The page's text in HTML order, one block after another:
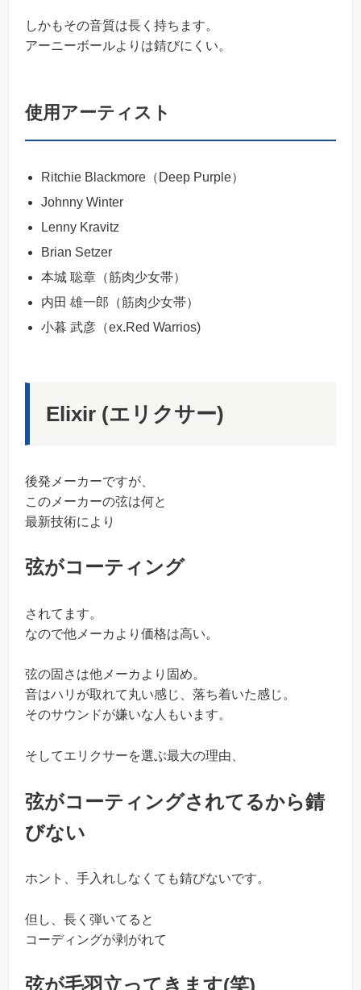
しかもその音質は長く持ちます。
アーニーボールよりは錆びにくい。
使用アーティスト
Ritchie Blackmore（Deep Purple）
Johnny Winter
Lenny Kravitz
Brian Setzer
本城 聡章（筋肉少女帯）
内田 雄一郎（筋肉少女帯）
小暮 武彦（ex.Red Warrios)
Elixir (エリクサー)
後発メーカーですが、
このメーカーの弦は何と
最新技術により
弦がコーティング
されてます。
なので他メーカより価格は高い。
弦の固さは他メーカより固め。
音はハリが取れて丸い感じ、落ち着いた感じ。
そのサウンドが嫌いな人もいます。
そしてエリクサーを選ぶ最大の理由、
弦がコーティングされてるから錆
びない
ホント、手入れしなくても錆びないです。
但し、長く弾いてると
コーディングが剥がれて
弦が毛羽立ってきます(笑)